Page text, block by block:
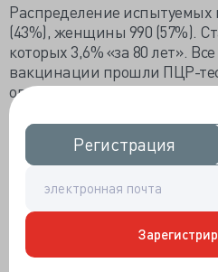
Регистрация
Регистрация
Распределение испытуемых
(43%), женщины 990 (57%).
которых 3,6% «за 80 лет».
вакцинации прошли ПЦР-
определение импортными
постинфекционных антител к
Контроль антител
после первой инъекции
коэффициент позитивности
считался уровень выше 1,2ЕД.
Иммунологические